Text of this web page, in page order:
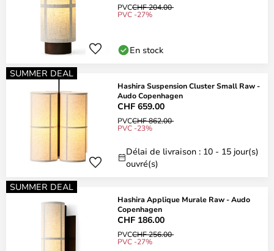
PVCCHF 204.00
PVC -27%
En stock
SUMMER DEAL
Hashira Suspension Cluster Small Raw -
Audo Copenhagen
CHF 659.00
PVCCHF 862.00
PVC -23%
Délai de livraison : 10 - 15 jour(s)
ouvré(s)
SUMMER DEAL
Hashira Applique Murale Raw - Audo
Copenhagen
CHF 186.00
PVCCHF 256.00
PVC -27%